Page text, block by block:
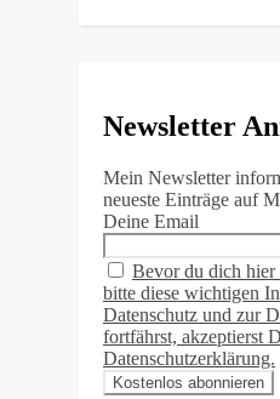
Newsletter
Mein Newsletter
neueste Einträge auf
Deine Email
Bevor du dich hier
bitte diese wichtigen
Datenschutz und zur
fortfährst, akzeptierst
Datenschutzerklärung.